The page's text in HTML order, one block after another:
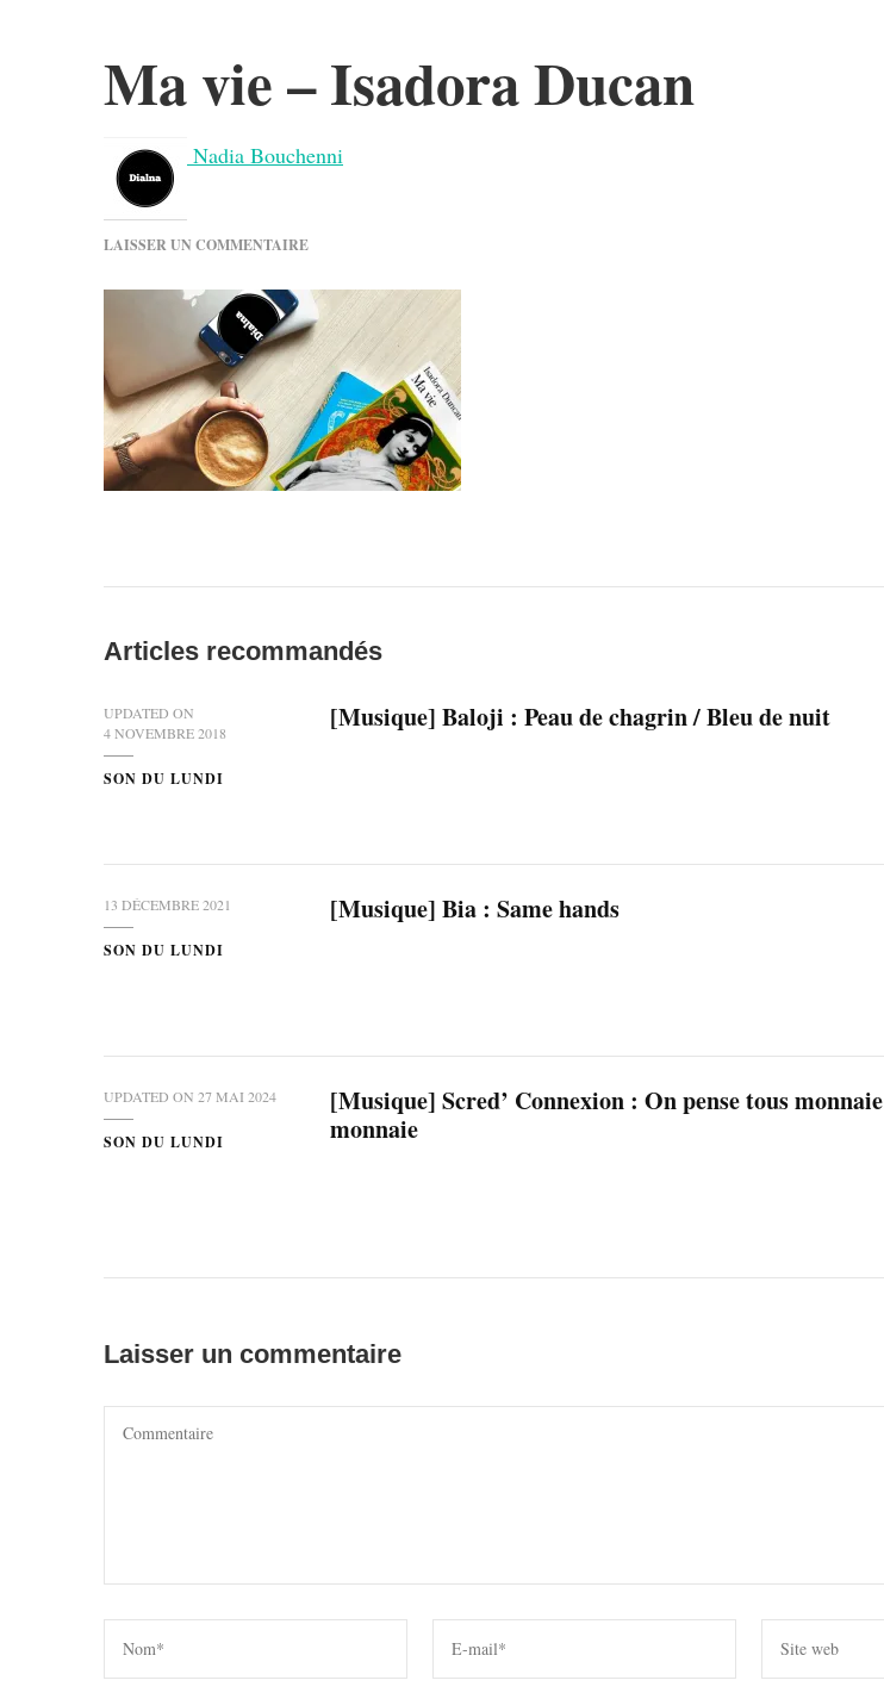
Ma vie – Isadora Ducan
Nadia Bouchenni
LAISSER UN COMMENTAIRESUR
VIE
–
ISADORA
DUCAN
Articles recommandés
UPDATED ON
4 NOVEMBRE 2018
SON DU LUNDI
[Musique] Baloji : Peau de chagrin / Bleu de nuit
13 DÉCEMBRE 2021
SON DU LUNDI
[Musique] Bia : Same hands
UPDATED ON 27 MAI 2024
SON DU LUNDI
[Musique] Scred’ Connexion : On pense tous monnaie
monnaie
Laisser un commentaire